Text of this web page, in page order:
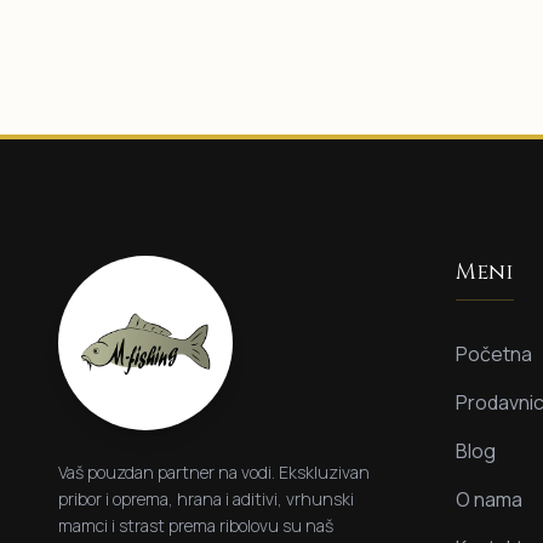
Vaš pouzdan partner na vodi. Ekskluzivan
pribor i oprema, hrana i aditivi, vrhunski
mamci i strast prema ribolovu su naš
Meni
Početna
Blog
O nama